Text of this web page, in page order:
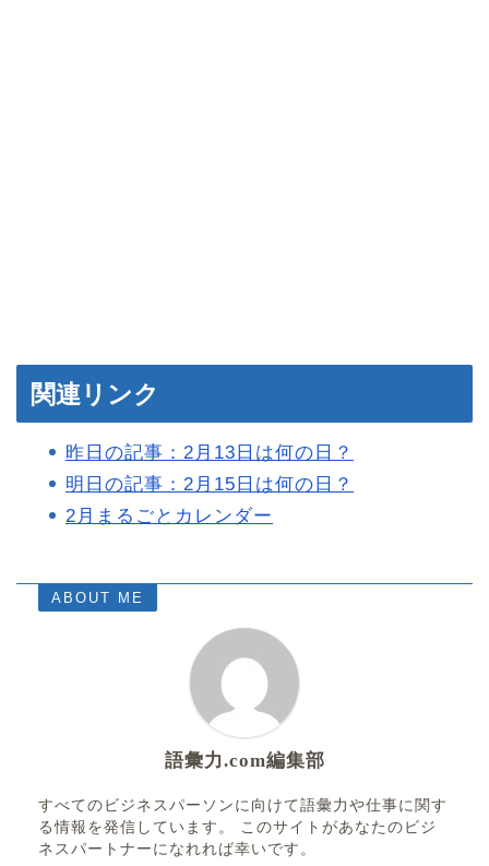
関連リンク
昨日の記事：2月13日は何の日？
明日の記事：2月15日は何の日？
2月まるごとカレンダー
ABOUT ME
語彙力.com編集部
すべてのビジネスパーソンに向けて語彙力や仕事に関す
る情報を発信しています。 このサイトがあなたのビジ
ネスパートナーになれれば幸いです。